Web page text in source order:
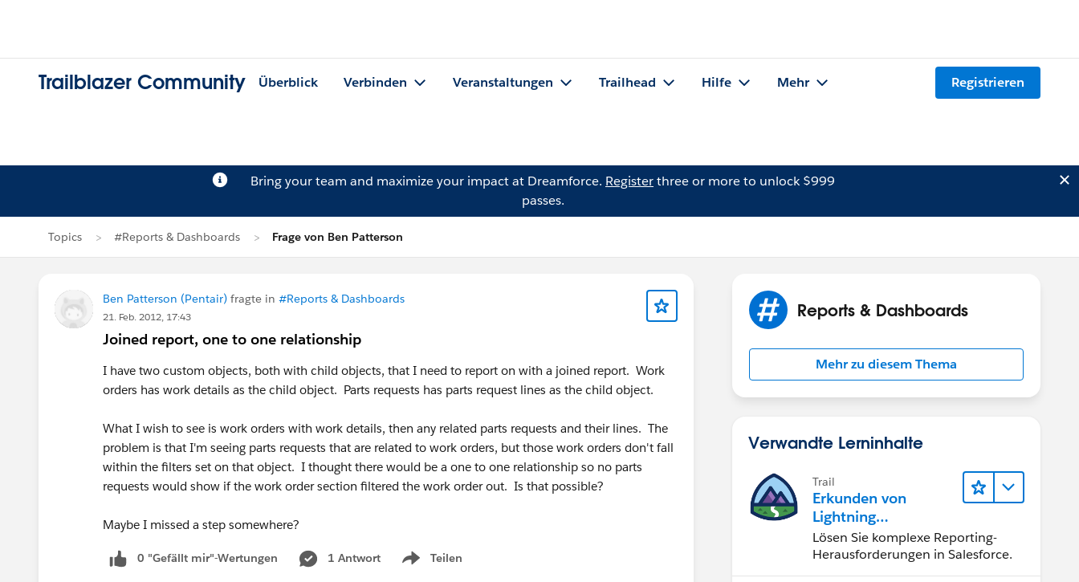
Trailblazer Community Überblick Verbinden Veranstaltungen Trailhead Hilfe Mehr Registrieren
Bring your team and maximize your impact at Dreamforce. Registerthree or more to unlock $999
passes.
Topics #Reports & Dashboards Frage von Ben Patterson
Ben Patterson (Pentair) fragte in #Reports & Dashboards
21. Feb. 2012, 17:43
Joined report, one to one relationship
I have two custom objects, both with child objects, that I need to report on with a joined report. Work
orders has work details as the child object. Parts requests has parts request lines as the child object.
What I wish to see is work orders with work details, then any related parts requests and their lines. The
problem is that I'm seeing parts requests that are related to work orders, but those work orders don't fall
within the filters set on that object. I thought there would be a one to one relationship so no parts
requests would show if the work order section filtered the work order out. Is that possible?
Maybe I missed a step somewhere?
0 "Gefällt mir"-Wertungen 1 Antwort Teilen
Show menu
Reports & Dashboards
Mehr zu diesem Thema
Verwandte Lerninhalte
Trail
Erkunden von
Lightning
Experience-
Berichten & -
Dashboards
Lösen Sie komplexe Reporting-
Herausforderungen in Salesforce.